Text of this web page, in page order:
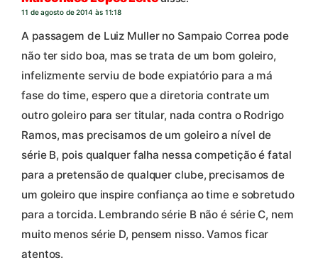
11 de agosto de 2014 às 11:18
A passagem de Luiz Muller no Sampaio Correa pode
não ter sido boa, mas se trata de um bom goleiro,
infelizmente serviu de bode expiatório para a má
fase do time, espero que a diretoria contrate um
outro goleiro para ser titular, nada contra o Rodrigo
Ramos, mas precisamos de um goleiro a nível de
série B, pois qualquer falha nessa competição é fatal
para a pretensão de qualquer clube, precisamos de
um goleiro que inspire confiança ao time e sobretudo
para a torcida. Lembrando série B não é série C, nem
muito menos série D, pensem nisso. Vamos ficar
atentos.